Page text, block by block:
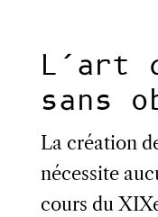
L’art
sans
La création
nécessite
cours du